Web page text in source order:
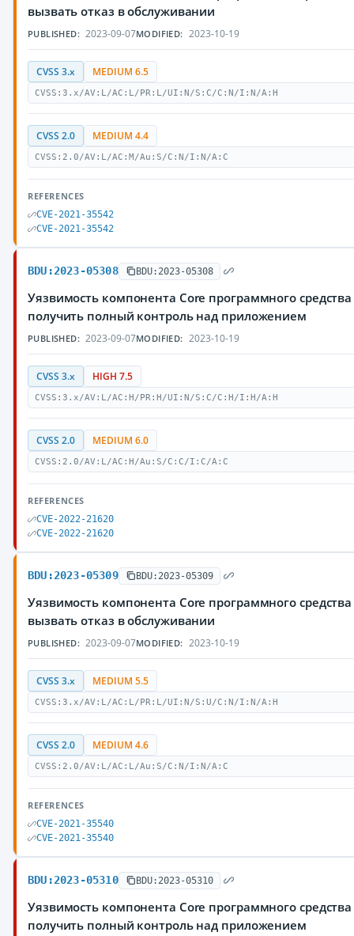
вызвать отказ в обслуживании
PUBLISHED: 2023-09-07MODIFIED: 2023-10-19
CVSS 3.x MEDIUM 6.5
CVSS:3.x/AV:L/AC:L/PR:L/UI:N/S:C/C:N/I:N/A:H
CVSS 2.0 MEDIUM 4.4
CVSS:2.0/AV:L/AC:M/Au:S/C:N/I:N/A:C
REFERENCES
CVE-2021-35542
CVE-2021-35542
BDU:2023-05308 BDU:2023-05308
Уязвимость компонента Core программного
получить полный контроль над приложением
PUBLISHED: 2023-09-07MODIFIED: 2023-10-19
CVSS 3.x HIGH 7.5
CVSS:3.x/AV:L/AC:H/PR:H/UI:N/S:C/C:H/I:H/A:H
CVSS 2.0 MEDIUM 6.0
CVSS:2.0/AV:L/AC:H/Au:S/C:C/I:C/A:C
REFERENCES
CVE-2022-21620
CVE-2022-21620
BDU:2023-05309 BDU:2023-05309
Уязвимость компонента Core программного
вызвать отказ в обслуживании
PUBLISHED: 2023-09-07MODIFIED: 2023-10-19
CVSS 3.x MEDIUM 5.5
CVSS:3.x/AV:L/AC:L/PR:L/UI:N/S:U/C:N/I:N/A:H
CVSS 2.0 MEDIUM 4.6
CVSS:2.0/AV:L/AC:L/Au:S/C:N/I:N/A:C
REFERENCES
CVE-2021-35540
CVE-2021-35540
BDU:2023-05310 BDU:2023-05310
Уязвимость компонента Core программного
получить полный контроль над приложением